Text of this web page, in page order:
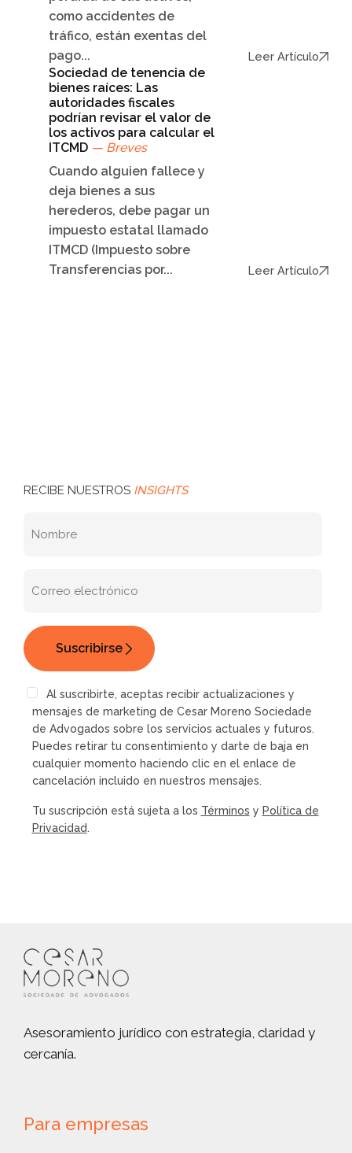
como accidentes de
tráfico, están exentas del
pago...
Leer Artículo
Sociedad de tenencia de
bienes raíces: Las
autoridades fiscales
podrían revisar el valor de
los activos para calcular el
ITCMD — Breves
Cuando alguien fallece y
deja bienes a sus
herederos, debe pagar un
impuesto estatal llamado
ITMCD (Impuesto sobre
Transferencias por...
Leer Artículo
RECIBE NUESTROS INSIGHTS
Al suscribirte, aceptas recibir actualizaciones y
mensajes de marketing de Cesar Moreno Sociedade
de Advogados sobre los servicios actuales y futuros.
Puedes retirar tu consentimiento y darte de baja en
cualquier momento haciendo clic en el enlace de
cancelación incluido en nuestros mensajes.
Tu suscripción está sujeta a los Términos y Política de
Privacidad.
Asesoramiento jurídico con estrategia, claridad y
cercanía.
Para empresas